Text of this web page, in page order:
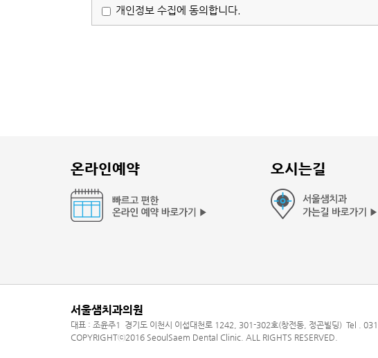
개인정보 수집에 동의합니다.
온라인예약 오시는길
서울샘치과의원
대표 : 조윤주1 경기도 이천시 이섭대천로 1242, 301-302호(창전동, 정곤빌딩) Tel .
COPYRIGHTⓒ2016 SeoulSaem Dental Clinic. ALL RIGHTS RESERVED.